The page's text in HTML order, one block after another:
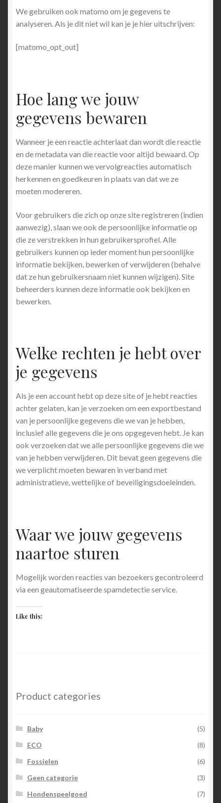
We gebruiken ook matomo om je gegevens te
analyseren. Als je dit niet wil kan je je hier uitschrijven:
[matomo_opt_out]
Hoe lang we jouw
gegevens bewaren
Wanneer je een reactie achterlaat dan wordt die reactie
en de metadata van die reactie voor altijd bewaard. Op
deze manier kunnen we vervolgreacties automatisch
herkennen en goedkeuren in plaats van dat we ze
moeten modereren.
Voor gebruikers die zich op onze site registreren (indien
aanwezig), slaan we ook de persoonlijke informatie op
die ze verstrekken in hun gebruikersprofiel. Alle
gebruikers kunnen op ieder moment hun persoonlijke
informatie bekijken, bewerken of verwijderen (behalve
dat ze hun gebruikersnaam niet kunnen wijzigen). Site
beheerders kunnen deze informatie ook bekijken en
bewerken.
Welke rechten je hebt over
je gegevens
Als je een account hebt op deze site of je hebt reacties
achter gelaten, kan je verzoeken om een exportbestand
van je persoonlijke gegevens die we van je hebben,
inclusief alle gegevens die je ons opgegeven hebt. Je kan
ook verzoeken dat we alle persoonlijke gegevens die we
van je hebben verwijderen. Dit bevat geen gegevens die
we verplicht moeten bewaren in verband met
administratieve, wettelijke of beveiligingsdoeleinden.
Waar we jouw gegevens
naartoe sturen
Mogelijk worden reacties van bezoekers gecontroleerd
via een geautomatiseerde spamdetectie service.
Like this:
Product categories
Baby
(5)
ECO
(8)
Fossielen
(6)
Geen categorie
(3)
Hondenspeelgoed
(7)